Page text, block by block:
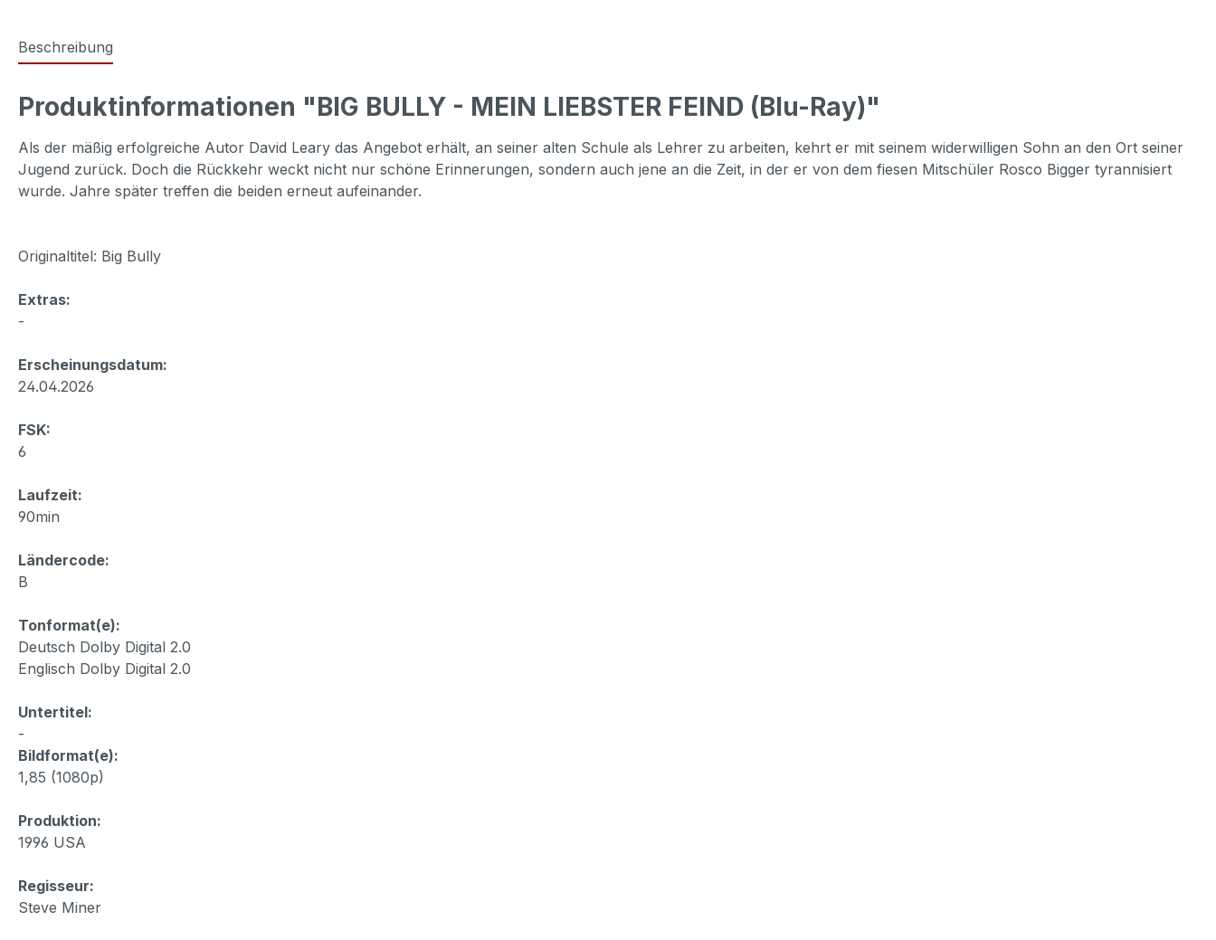
Beschreibung
Produktinformationen "BIG BULLY - MEIN LIEBSTER FEIND (Blu-Ray)"
Als der mäßig erfolgreiche Autor David Leary das Angebot erhält, an seiner alten Schule als Lehrer zu arbeiten, kehrt er mit seinem widerwilligen Sohn an den Ort seiner
Jugend zurück. Doch die Rückkehr weckt nicht nur schöne Erinnerungen, sondern auch jene an die Zeit, in der er von dem fiesen Mitschüler Rosco Bigger tyrannisiert
wurde. Jahre später treffen die beiden erneut aufeinander.
Originaltitel: Big Bully
Extras:
-
Erscheinungsdatum:
24.04.2026
FSK:
6
Laufzeit:
90min
Ländercode:
B
Tonformat(e):
Deutsch Dolby Digital 2.0
Englisch Dolby Digital 2.0
Untertitel:
-
Bildformat(e):
1,85 (1080p)
Produktion:
1996 USA
Regisseur:
Steve Miner